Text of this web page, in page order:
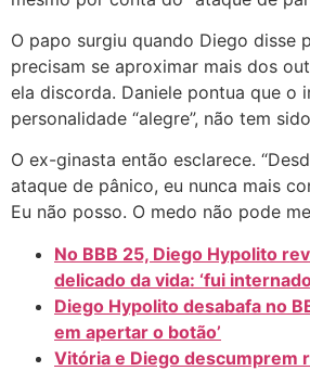
O papo surgiu quando Diego disse
precisam se aproximar mais dos
ela discorda. Daniele pontua que o
personalidade “alegre”, não tem
O ex-ginasta então esclarece.
ataque de pânico, eu nunca mais
Eu não posso. O medo não pode
No BBB 25, Diego Hypolito
delicado da vida: ‘fui
Diego Hypolito desabafa no
em apertar o botão’
Vitória e Diego descumprem